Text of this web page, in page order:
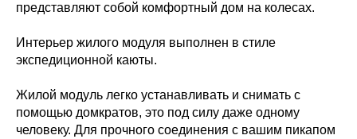
представляют собой комфортный дом на колесах.
Интерьер жилого модуля выполнен в стиле
экспедиционной каюты.
Жилой модуль легко устанавливать и снимать с
помощью домкратов, это под силу даже одному
человеку. Для прочного соединения с вашим пикапом